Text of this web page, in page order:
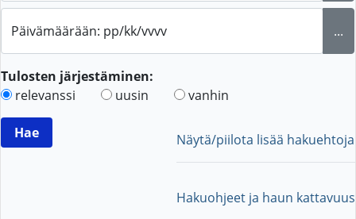
Päivämäärään: pp/kk/vvvv ...
Tulosten järjestäminen:
relevanssi
uusin vanhin
Näytä/piilota lisää hakuehtoja
Hakuohjeet ja haun kattavuus